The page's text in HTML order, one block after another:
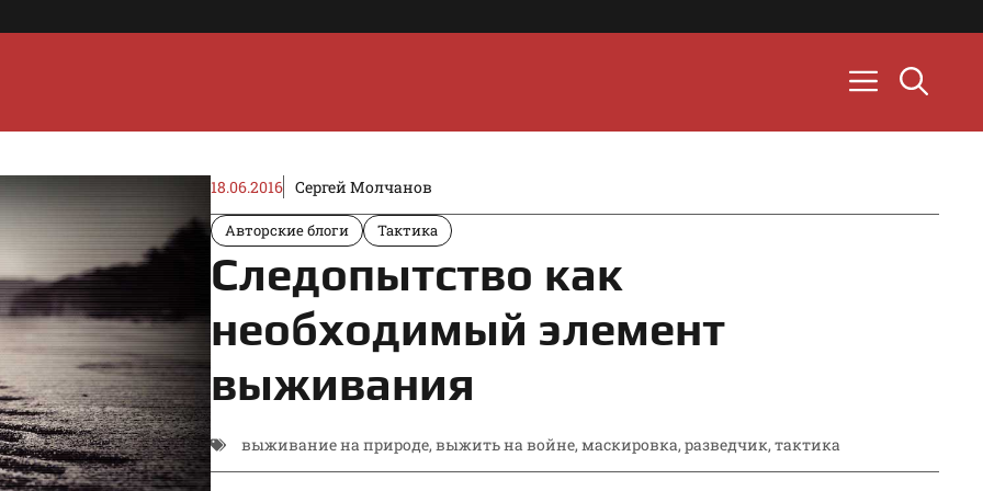
18.06.2016 Сергей Молчанов
Авторские блоги Тактика
Следопытство как
необходимый элемент
выживания
выживание на природе,выжить на войне,маскировка,разведчик,тактика